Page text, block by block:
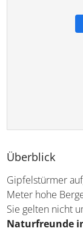
Überblick
Gipfelstürmer
Meter hohe
Sie gelten nicht
Naturfreunde